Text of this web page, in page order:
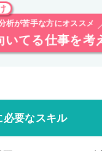
析が苦手な方にオススメ
いてる仕事を考
要なスキル